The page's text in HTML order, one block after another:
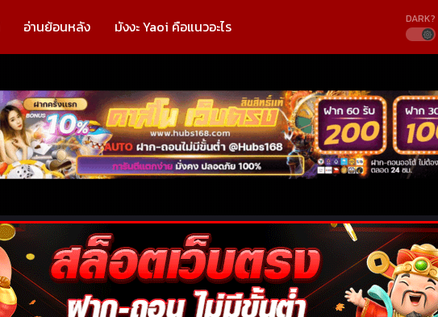
อ่านย้อนหลัง มังงะ Yaoi คือแนวอะไร DARK?